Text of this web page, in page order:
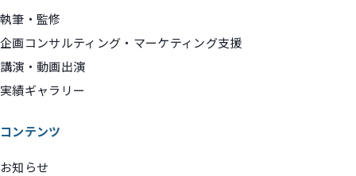
執筆・監修
企画コンサルティング・マーケティング支援
講演・動画出演
実績ギャラリー
コンテンツ
お知らせ